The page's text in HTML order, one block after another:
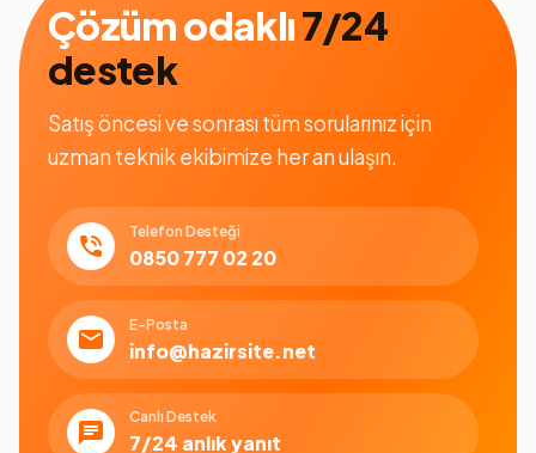
Çözüm odaklı7/24
destek
Satış öncesi ve sonrası tüm sorularınız için
uzman teknik ekibimize her an ulaşın.
Telefon Desteği
0850 777 02 20
E-Posta
info@hazirsite.net
Canlı Destek
7/24 anlık yanıt